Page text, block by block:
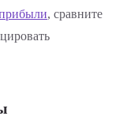
, сравните